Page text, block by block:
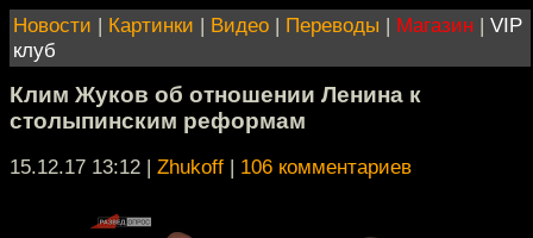
Новости | Картинки | Видео | Переводы | Магазин | VIP
клуб
Клим Жуков об отношении Ленина к
столыпинским реформам
15.12.17 13:12 | Zhukoff | 106 комментариев